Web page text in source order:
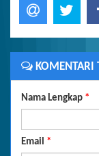
KOMENTARI
Nama Lengkap *
Email *